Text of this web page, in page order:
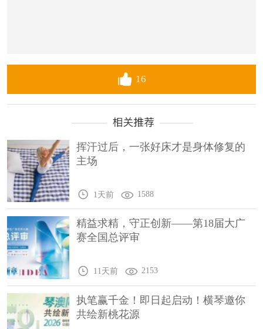
16
挥汗过后，一张好床才是身体修复的
主场
1天前 1588
精益求精，守正创新——第18届大广
赛全国总评审
11天前 2153
执笔赢千金！即日起启动！横琴邀你
共绘新桃花源